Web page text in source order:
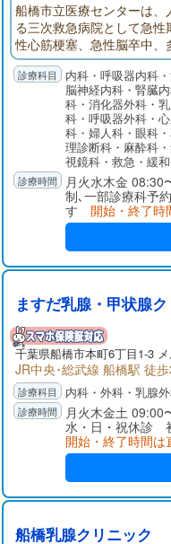
船橋市立医療センターは、
る三次救急病院として急
性心筋梗塞、急性脳卒中
ど超急性期治療が必要な
の一貫した診療を提供し
濃い医療サービス、さら
病床、そして在宅療養に
行できるよう取り組んでい
内科・呼吸器内科
脳神経内科・腎臓
科・消化器外科・
科・呼吸器外科・
科・婦人科・眼科
理診断科・麻酔科
視鏡科・救急・緩
月火水木金
制､一部診療科予
す 開始・終了時
ますだ乳腺・甲状腺
千葉県船橋市本町6丁目1-3
JR中央･総武線 船橋駅 徒
内科・外科・乳腺
月火木金土
水・日・祝休診
開始・終了時間は
船橋乳腺クリニック